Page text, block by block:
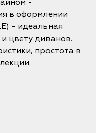
-
в оформлении
- идеальная
цвету диванов.
простота в